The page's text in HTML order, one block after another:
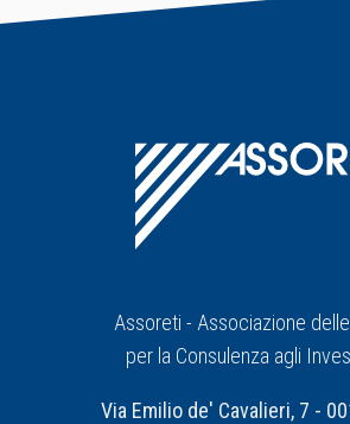
Assoreti - Associazione
per la Consulenza agli
Via Emilio de' Cavalieri, 7 -